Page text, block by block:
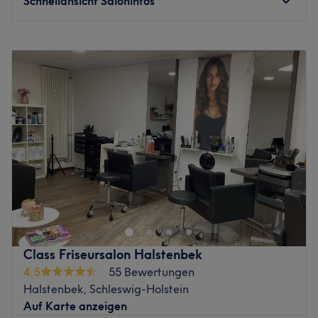
hochwertige Produkte von Paul Mitchell verwendet, die
für eine lang anhaltende Freude an den Ergebnissen
sorgen. Komm vorbei, das Team freut sich schon auf dich!
Zurück zur Salonansicht
Dienstag
09:00 –
Mittwoch
09:00 – 18:00
Donnerstag
09:00
18:00
Freitag
09:00
18:00
Samstag
09:00 –14:00
Sonntag
Geschlossen
DreamHair Cut & Color ist ein renommierter Coiffeur in
Pinneberg. Der Salon bietet eine Vielzahl von
Dienstleistungen und ist bekannt für seinen
professionellen Service und seine einladende
Atmosphäre. Entspanne bei deinem Friseurbesuch und
verlasse den Salon mit einem neuen Körpergefühl. Buche
deinen Termin direkt und unkompliziert über die Treatwell
App.
Class Friseursalon Halstenbek
4,5
55 Bewertungen
Halstenbek, Schleswig-Holstein
Auf Karte anzeigen